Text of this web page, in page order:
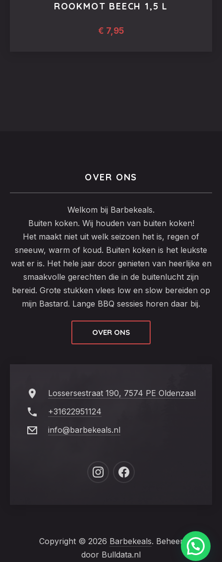
ROOKMOT BEECH 1,5 L
€ 7,95
OVER ONS
Welkom bij Barbekeals.
Buiten koken. Wij houden van buiten koken!
Het maakt niet uit welk seizoen het is, regen of
sneeuw, warm of koud. Buiten koken is het leukste
wat er is. Het hele jaar door genieten van heerlijke en
smaakvolle gerechten die in de buitenlucht zijn
bereid. Grote stukken vlees low en slow bereiden op
mijn Bastard. Lange BBQ sessies horen daar bij.
OVER ONS
Lossersestraat 190, 7574 PE Oldenzaal
+31622951124
info@barbekeals.nl
New
New
Copyright © 2026 Barbekeals. Beheer
door Bulldata.nl